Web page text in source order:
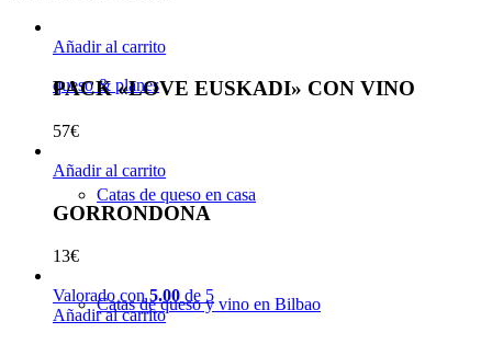
queso & planes
Catas de queso en casa
Catas de queso y vino en Bilbao
Añadir al carrito
PACK «LOVE EUSKADI» CON VINO
57€
Añadir al carrito
GORRONDONA
13€
Valorado con5.00 de 5
Añadir al carrito